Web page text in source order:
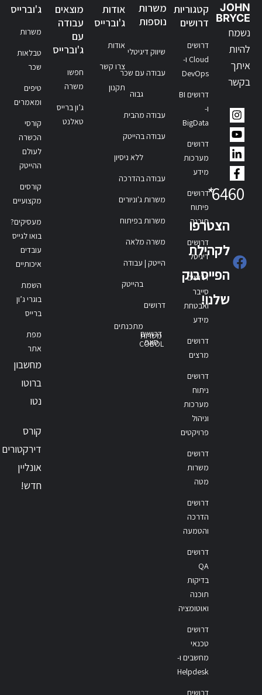
JOHN
BRYCE
נשמח
להיות
איתך
בקשר
6460
*
הצטרפו
לקהילת
הפייסבוק
שלנו!
קטגוריות
דרושים
דרושים
Cloud ו-
DevOps
דרושים BI
ו-
BigData
דרושים
מערכות
מידע
דרושים
פיתוח
תוכנה
דרושים
דיגיטל
דרושים
סייבר
ואבטחת
מידע
דרושים
מרצים
דרושים
ניתוח
מערכות
וניהול
פרויקטים
דרושים
משרות
מטה
דרושים
הדרכה
והטמעה
דרושים
QA
בדיקות
תוכנה
ואוטומציה
דרושים
טכנאי
מחשבים ו-
Helpdesk
דרושים
משרות
נוספות
שיווק דיגיטלי
עבודה עם שכר
גבוה
עבודה מהבית
עבודה בהייטק
ללא ניסיון
עבודה בהדרכה
משרות ג'וניורים
משרות בפיתוח
משרה מלאה
הייטק | עבודה
בהייטק
דרושים
מתכנתים
דרושים
סאפ
משרות
COBOL
אודות
ג'וברייס
אודות
צרו קשר
תקנון
מוצאים
עבודה
עם
ג'וברייס
חפשו
משרה
ג’ון ברייס
טאלנט
ג'וברייס
משרות
טבלאות
שכר
טיפים
ומאמרים
קורסי
הכשרה
לעולם
ההייטק
קורסים
מקצועיים
מעסיקים?
בואו לגייס
עובדים
איכותיים
השמת
בוגרי ג’ון
ברייס
מפת
אתר
מחשבון
ברוטו
נטו
קורס
דירקטורים
אונליין
חדש!